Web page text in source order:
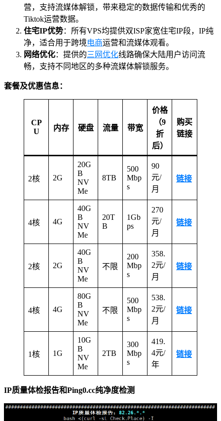
营，支持流媒体解锁，带来稳定的数据传输和优秀的
Tiktok运营数据。
住宅IP优势：所有VPS均提供双ISP家宽住宅IP段，IP纯
净，适合用于跨境电商运营和流媒体观看。
网络优化：提供的三网优化线路确保大陆用户访问流
畅，支持不同地区的多种流媒体解锁服务。
套餐及优惠信息：
CP
U
内存 硬盘 流量 带宽
价格
（9
折
后）
购买
链接
2核 2G
20G
B
NV
Me
8TB
500
Mbp
s
90
元/
月
链接
4核 4G
40G
B
NV
Me
20T
B
1Gb
ps
270
元/
月
链接
2核 2G
40G
B
NV
Me
不限
200
Mbp
s
358.
2元/
月
链接
4核 4G
80G
B
NV
Me
不限
500
Mbp
s
538.
2元/
月
链接
1核 1G
10G
B
NV
Me
2TB
300
Mbp
s
419.
4元/
年
链接
IP质量体检报告和Ping0.cc纯净度检测